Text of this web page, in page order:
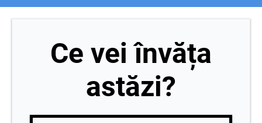
Ce vei învăța
astăzi?